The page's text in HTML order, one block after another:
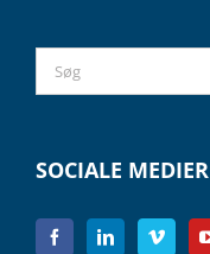
Search
for:
SOCIALE MEDIER